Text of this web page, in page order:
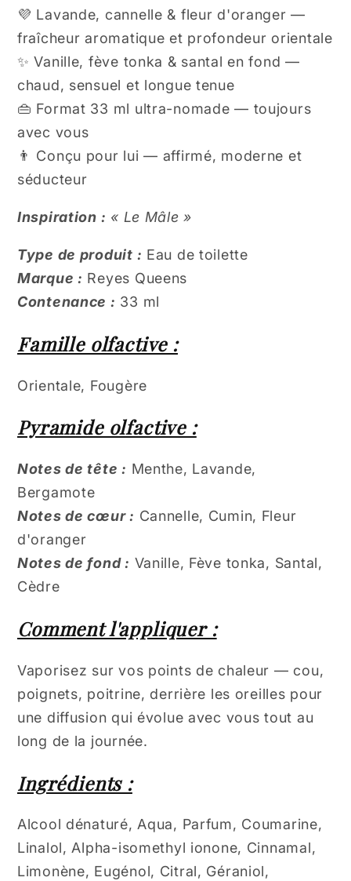
💜 Lavande, cannelle & fleur d'oranger —
fraîcheur aromatique et profondeur orientale
✨ Vanille, fève tonka & santal en fond —
chaud, sensuel et longue tenue
👜 Format 33 ml ultra-nomade — toujours
avec vous
👨 Conçu pour lui — affirmé, moderne et
séducteur
Inspiration : « Le Mâle »
Type de produit : Eau de toilette
Marque : Reyes Queens
Contenance : 33 ml
Famille olfactive :
Orientale, Fougère
Pyramide olfactive :
Notes de tête : Menthe, Lavande,
Bergamote
Notes de cœur : Cannelle, Cumin, Fleur
d'oranger
Notes de fond : Vanille, Fève tonka, Santal,
Cèdre
Comment l'appliquer :
Vaporisez sur vos points de chaleur — cou,
poignets, poitrine, derrière les oreilles pour
une diffusion qui évolue avec vous tout au
long de la journée.
Ingrédients :
Alcool dénaturé, Aqua, Parfum, Coumarine,
Linalol, Alpha-isomethyl ionone, Cinnamal,
Limonène, Eugénol, Citral, Géraniol,